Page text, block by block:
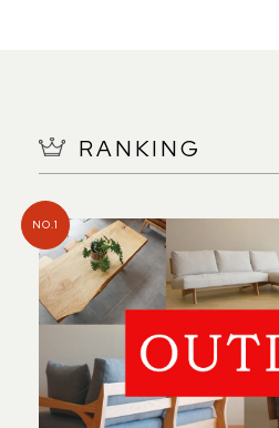
RANKING
NO.1